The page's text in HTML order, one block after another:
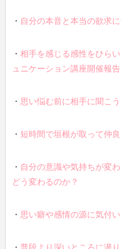
・ 自分の本音と本当の欲求
・ 相手を感じる感性をひら
ュニケーション講座開催報告
・ 思い悩む前に相手に聞こ
・ 短時間で垣根が取って仲
・ 自分の意識や気持ちが変
どう変わるのか？
・ 思い癖や感情の源に気付
・ 普段より深いところに潜